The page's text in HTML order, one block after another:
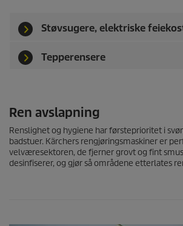
Støvsugere, elektriske
Tepperensere
Ren avslapning
Renslighet og hygiene har førsteprioritet i
badstuer. Kärchers rengjøringsmaskiner er
velværesektoren, de fjerner grovt og fint
desinfiserer, og gjør så områdene etterlates